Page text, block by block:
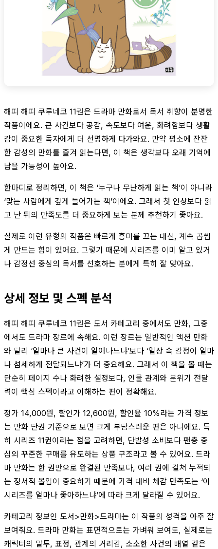
해피 해피 쿠루네코 11권은 드라마 만화로서 독서 취향이 분명한
작품이에요. 큰 사건보다 공감, 속도보다 여운, 화려함보다 생활
감이 중요한 독자에게 더 선명하게 다가와요. 만약 평소에 잔잔
한 감성의 만화를 즐겨 읽는다면, 이 책은 생각보다 오래 기억에
남을 가능성이 높아요.
한마디로 정리하면, 이 책은 ‘누구나 무난하게 읽는 책’이 아니라
‘맞는 사람에게 깊게 들어가는 책’이에요. 그래서 첫 인상보다 읽
고 난 뒤의 만족도를 더 중요하게 보는 분께 추천하기 좋아요.
실제로 이런 유형의 작품은 빠르게 흥미를 끄는 대신, 계속 곱씹
게 만드는 힘이 있어요. 그렇기 때문에 시리즈를 이미 알고 있거
나 감정선 중심의 독서를 선호하는 분에게 특히 잘 맞아요.
상세 정보 및 스펙 분석
해피 해피 쿠루네코 11권은 도서 카테고리 중에서도 만화, 그중
에서도 드라마 장르에 속해요. 이런 장르는 일반적인 액션 만화
와 달리 ‘얼마나 큰 사건이 일어나느냐’보다 ‘일상 속 감정이 얼마
나 섬세하게 전달되느냐’가 더 중요해요. 그래서 이 책을 볼 때는
단순히 페이지 수나 화려한 설정보다, 인물 관계와 분위기 전달
력이 핵심 스펙이라고 이해하는 편이 정확해요.
정가 14,000원, 할인가 12,600원, 할인율 10%라는 가격 정보
는 만화 단권 기준으로 보면 크게 부담스러운 편은 아니에요. 특
히 시리즈 11권이라는 점을 고려하면, 단발성 소비보다 팬층 중
심의 꾸준한 구매를 유도하는 상품 구조라고 볼 수 있어요. 드라
마 만화는 한 권만으로 완결된 만족보다, 여러 권에 걸쳐 누적되
는 정서적 몰입이 중요하기 때문에 가격 대비 체감 만족도는 ‘이
시리즈를 얼마나 좋아하느냐’에 따라 크게 달라질 수 있어요.
카테고리 정보인 도서>만화>드라마는 이 작품의 성격을 아주 잘
보여줘요. 드라마 만화는 표면적으로는 가벼워 보여도, 실제로는
캐릭터의 말투, 표정, 관계의 거리감, 소소한 사건의 배열 같은